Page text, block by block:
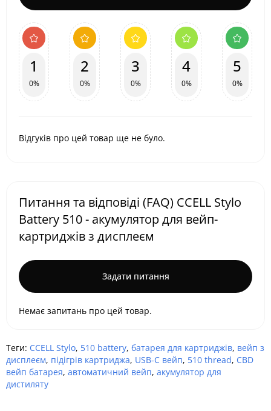
1
0%
2
0%
3
0%
4
0%
5
0%
Відгуків про цей товар ще не було.
Питання та відповіді (FAQ) CCELL Stylo
Battery 510 - акумулятор для вейп-
картриджів з дисплеєм
Задати питання
Немає запитань про цей товар.
Теги: CCELL Stylo, 510 battery, батарея для картриджів, вейп з
дисплеєм, підігрів картриджа, USB-C вейп, 510 thread, CBD
вейп батарея, автоматичний вейп, акумулятор для
дистиляту